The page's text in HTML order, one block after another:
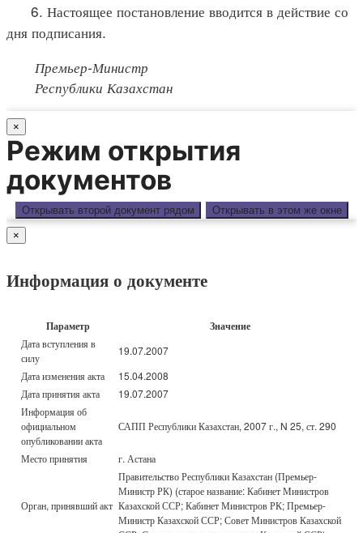
6. Настоящее постановление вводится в действие со
дня подписания.
Премьер-Министр
Республики Казахстан
×
Режим открытия
документов
Открывать второй документ рядом Открывать в этом же окне
×
Информация о документе
Параметр Значение
Дата вступления в
силу
19.07.2007
Дата изменения акта
15.04.2008
Дата принятия акта
19.07.2007
Информация об
официальном
опубликовании акта
САПП Республики Казахстан, 2007 г., N 25, ст. 290
Место принятия г. Астана
Орган, принявший акт
Правительство Республики Казахстан (Премьер-
Министр РК) (старое название: Кабинет Министров
Казахской ССР; Кабинет Министров РК; Премьер-
Министр Казахской ССР; Совет Министров Казахской